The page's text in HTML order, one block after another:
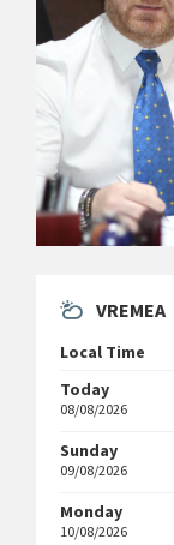
VREMEA
Local Time
Today
08/08/2026
Sunday
09/08/2026
Monday
10/08/2026